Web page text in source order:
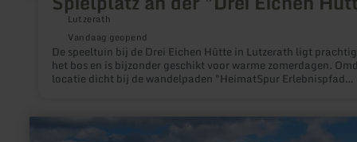
Lutzerath
Vandaag geopend
De speeltuin bij de Drei Eichen Hütte in Lutzerath ligt
het bos en is bijzonder geschikt voor warme zomerdagen.
locatie dicht bij de wandelpaden "HeimatSpur Erlebnispfad
een leuke afsluiting van de dag op de speelplaats. De grote
nodigt uit tot picknicken.